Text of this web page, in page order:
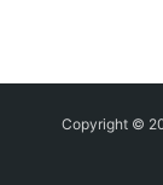
Copyright ©